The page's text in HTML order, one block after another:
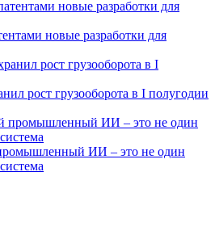
новые разработки для
рост грузооборота в I полугодии
ИИ – это не один